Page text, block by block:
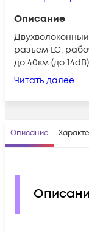
Описание
Двухволоконный
разъем LC,
до 40км (до
Читать далее
Описание